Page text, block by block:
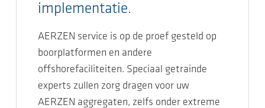
implementatie.
AERZEN service is op de proef gesteld op
boorplatformen en andere
offshorefaciliteiten. Speciaal getrainde
experts zullen zorg dragen voor uw
AERZEN aggregaten, zelfs onder extreme